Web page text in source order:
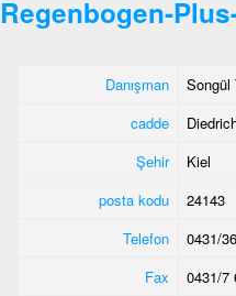
Regenbogen-
Danışman
Songül
cadde
Şehir
Kiel
posta kodu
24143
Telefon
0431/
Fax
0431/7